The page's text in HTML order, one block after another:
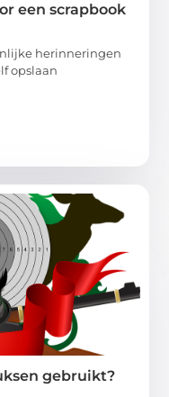
een scrapbook
herinneringen
opslaan
gebruikt?